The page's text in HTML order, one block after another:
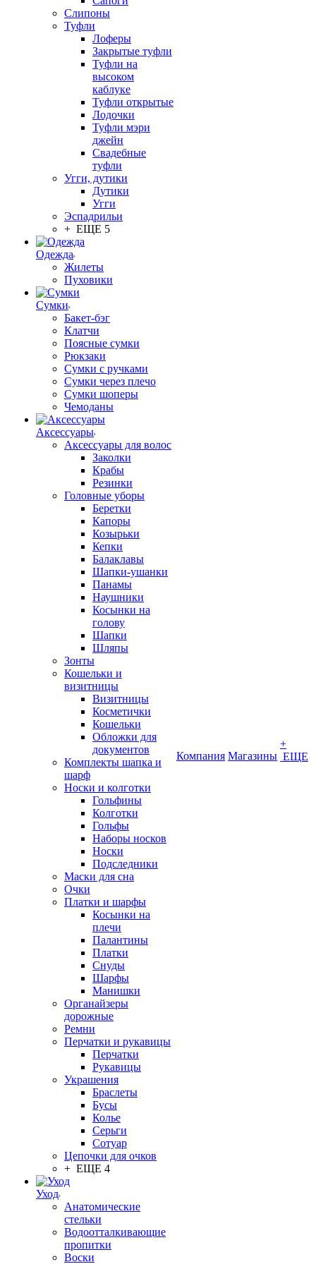
Слипоны
Туфли
Лоферы
Закрытые туфли
Туфли на
высоком
каблуке
Туфли открытые
Лодочки
Туфли мэри
джейн
Свадебные
туфли
Угги, дутики
Дутики
Угги
Эспадрильи
+ ЕЩЕ 5
Одежда
Жилеты
Пуховики
Сумки
Бакет-бэг
Клатчи
Поясные сумки
Рюкзаки
Сумки с ручками
Сумки через плечо
Сумки шоперы
Чемоданы
Аксессуары
Аксессуары для волос
Заколки
Крабы
Резинки
Головные уборы
Беретки
Капоры
Козырьки
Кепки
Балаклавы
Шапки-ушанки
Панамы
Наушники
Косынки на
голову
Шапки
Шляпы
Зонты
Кошельки и
визитницы
Визитницы
Косметички
Кошельки
Обложки для
документов
Комплекты шапка и
шарф
Носки и колготки
Гольфины
Колготки
Гольфы
Наборы носков
Носки
Подследники
Маски для сна
Очки
Платки и шарфы
Косынки на
плечи
Палантины
Платки
Снуды
Шарфы
Манишки
Органайзеры
дорожные
Ремни
Перчатки и рукавицы
Перчатки
Рукавицы
Украшения
Браслеты
Бусы
Колье
Серьги
Сотуар
Цепочки для очков
+ ЕЩЕ 4
Уход
Анатомические
стельки
Водоотталкивающие
пропитки
Воски
Компания Магазины
+
ЕЩЕ